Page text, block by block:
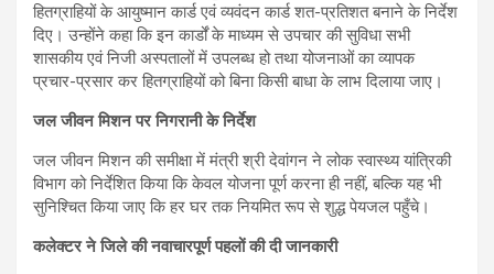
हितग्राहियों के आयुष्मान कार्ड एवं व्यवंदन कार्ड शत-प्रतिशत बनाने के निर्देश
दिए। उन्होंने कहा कि इन कार्डों के माध्यम से उपचार की सुविधा सभी
शासकीय एवं निजी अस्पतालों में उपलब्ध हो तथा योजनाओं का व्यापक
प्रचार-प्रसार कर हितग्राहियों को बिना किसी बाधा के लाभ दिलाया जाए।
जल जीवन मिशन पर निगरानी के निर्देश
जल जीवन मिशन की समीक्षा में मंत्री श्री देवांगन ने लोक स्वास्थ्य यांत्रिकी
विभाग को निर्देशित किया कि केवल योजना पूर्ण करना ही नहीं, बल्कि यह भी
सुनिश्चित किया जाए कि हर घर तक नियमित रूप से शुद्ध पेयजल पहुँचे।
कलेक्टर ने जिले की नवाचारपूर्ण पहलों की दी जानकारी